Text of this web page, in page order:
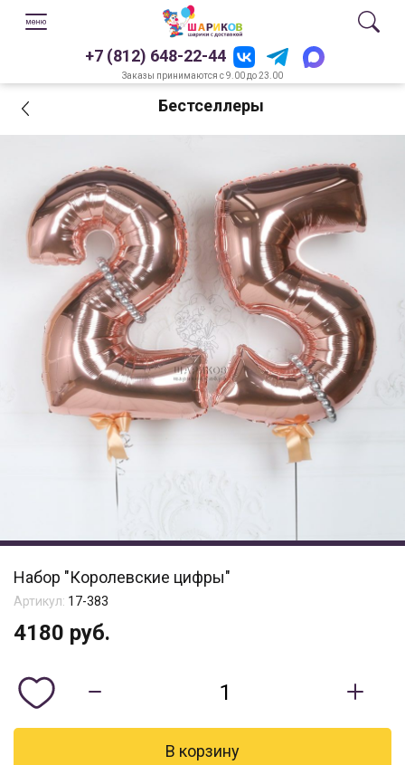
+7 (812) 648-22-44
Заказы принимаются с 9.00 до 23.00
Бестселлеры
Набор "Королевские цифры"
Артикул: 17-383
4180 руб.